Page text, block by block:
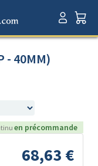
- 40MM)
en précommande
68,63 €